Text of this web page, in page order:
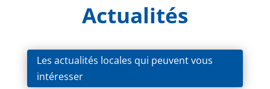
Actualités
Les actualités locales qui peuvent vous
intéresser